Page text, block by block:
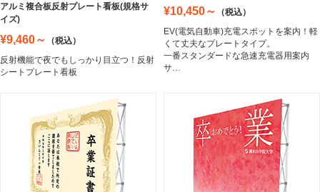
トラスコ中山
Trusco Nakayama
インテリア
Interior
アルミ複合板反射プレート看板(規格サ
イズ)
¥9,460～
（税込）
反射機能で夜でもしっかり目立つ！反射
シートプレート看板
¥10,450～
（税込）
EV(電気自動車)充電スポットを案内！軽
くて丈夫なプレートタイプ。
一番スタンダードな急速充電器用案内
サ…